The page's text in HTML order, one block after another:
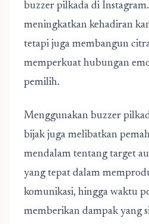
buzzer pilkada di
meningkatkan kehadiran
tetapi juga membangun
memperkuat hubungan
pemilih.
Menggunakan buzzer
bijak juga melibatkan
mendalam tentang target
yang tepat dalam
komunikasi, hingga waktu
memberikan dampak yang